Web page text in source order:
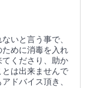
いと言う事で、
めに消毒を入れ
てくださり、助か
とは出来ませんで
ドバイス頂き、